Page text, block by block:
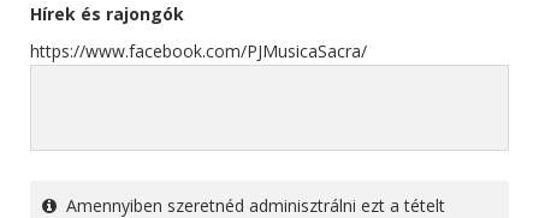
Hírek és rajongók
https://www.facebook.com/PJMusicaSacra/
Amennyiben szeretnéd adminisztrálni ezt a tételt